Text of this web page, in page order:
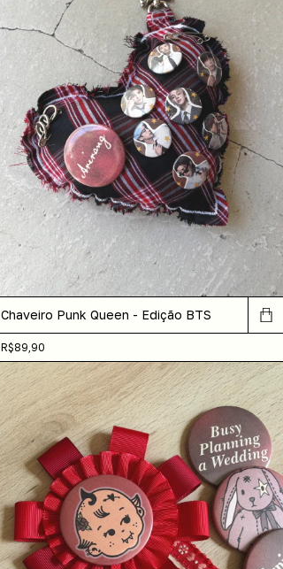
Chaveiro Punk Queen - Edição BTS
R$89,90